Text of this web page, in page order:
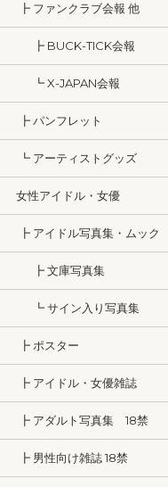
┣ ファンクラブ会報 他
┣ BUCK-TICK会報
┗ X-JAPAN会報
┣ パンフレット
┗ アーティストグッズ
女性アイドル・女優
┣ アイドル写真集・ムック
┣ 文庫写真集
┗ サイン入り写真集
┣ ポスター
┣ アイドル・女優雑誌
┣ アダルト写真集 18禁
┣ 男性向け雑誌 18禁